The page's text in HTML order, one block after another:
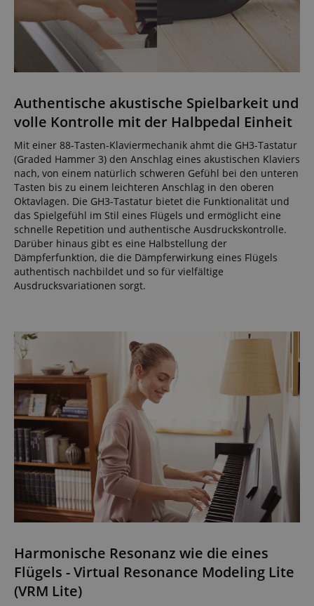
Authentische akustische Spielbarkeit und
volle Kontrolle mit der Halbpedal Einheit
Mit einer 88-Tasten-Klaviermechanik ahmt die GH3-Tastatur
(Graded Hammer 3) den Anschlag eines akustischen Klaviers
nach, von einem natürlich schweren Gefühl bei den unteren
Tasten bis zu einem leichteren Anschlag in den oberen
Oktavlagen. Die GH3-Tastatur bietet die Funktionalität und
das Spielgefühl im Stil eines Flügels und ermöglicht eine
schnelle Repetition und authentische Ausdruckskontrolle.
Darüber hinaus gibt es eine Halbstellung der
Dämpferfunktion, die die Dämpferwirkung eines Flügels
authentisch nachbildet und so für vielfältige
Ausdrucksvariationen sorgt.
Harmonische Resonanz wie die eines
Flügels - Virtual Resonance Modeling Lite
(VRM Lite)